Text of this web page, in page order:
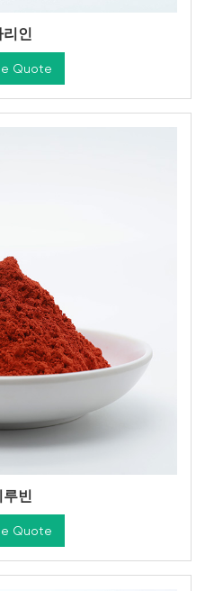
리인
Quote
루빈
Quote